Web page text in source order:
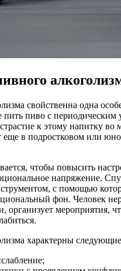
свойственна одна
пить пиво с периодическим
к этому напитку во
еще в подростковом или
чтобы повысить
напряжение.
с помощью
фон. Человек
организует мероприятия,
характерны